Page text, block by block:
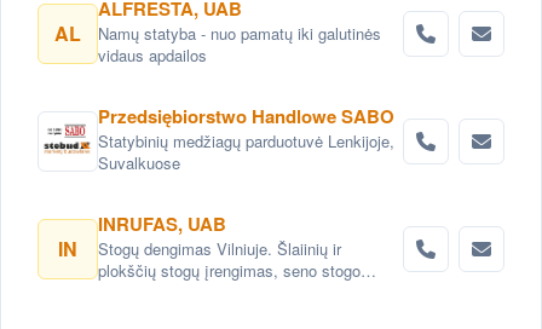
AL
ALFRESTA, UAB
Namų statyba - nuo pamatų iki galutinės
vidaus apdailos
Przedsiębiorstwo Handlowe SABO
Statybinių medžiagų parduotuvė Lenkijoje,
Suvalkuose
IN
INRUFAS, UAB
Stogų dengimas Vilniuje. Šlaiinių ir
plokščių stogų įrengimas, seno stogo